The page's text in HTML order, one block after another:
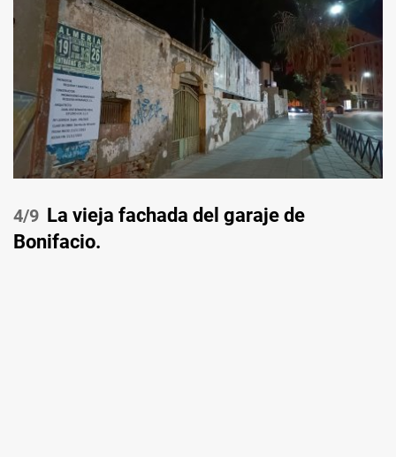
/9 La vieja fachada del garaje de
Bonifacio.